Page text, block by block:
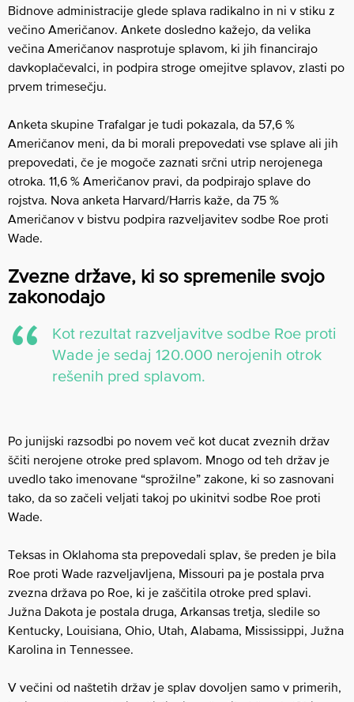
Bidnove administracije glede splava radikalno in ni v stiku z
večino Američanov. Ankete dosledno kažejo, da velika
večina Američanov nasprotuje splavom, ki jih financirajo
davkoplačevalci, in podpira stroge omejitve splavov, zlasti po
prvem trimesečju.
Anketa skupine Trafalgar je tudi pokazala, da 57,6 %
Američanov meni, da bi morali prepovedati vse splave ali jih
prepovedati, če je mogoče zaznati srčni utrip nerojenega
otroka. 11,6 % Američanov pravi, da podpirajo splave do
rojstva. Nova anketa Harvard/Harris kaže, da 75 %
Američanov v bistvu podpira razveljavitev sodbe Roe proti
Wade.
Zvezne države, ki so spremenile svojo
zakonodajo
Kot rezultat razveljavitve sodbe Roe proti
Wade je sedaj 120.000 nerojenih otrok
rešenih pred splavom.
Po junijski razsodbi po novem več kot ducat zveznih držav
ščiti nerojene otroke pred splavom. Mnogo od teh držav je
uvedlo tako imenovane “sprožilne” zakone, ki so zasnovani
tako, da so začeli veljati takoj po ukinitvi sodbe Roe proti
Wade.
Teksas in Oklahoma sta prepovedali splav, še preden je bila
Roe proti Wade razveljavljena, Missouri pa je postala prva
zvezna država po Roe, ki je zaščitila otroke pred splavi.
Južna Dakota je postala druga, Arkansas tretja, sledile so
Kentucky, Louisiana, Ohio, Utah, Alabama, Mississippi, Južna
Karolina in Tennessee.
V večini od naštetih držav je splav dovoljen samo v primerih,